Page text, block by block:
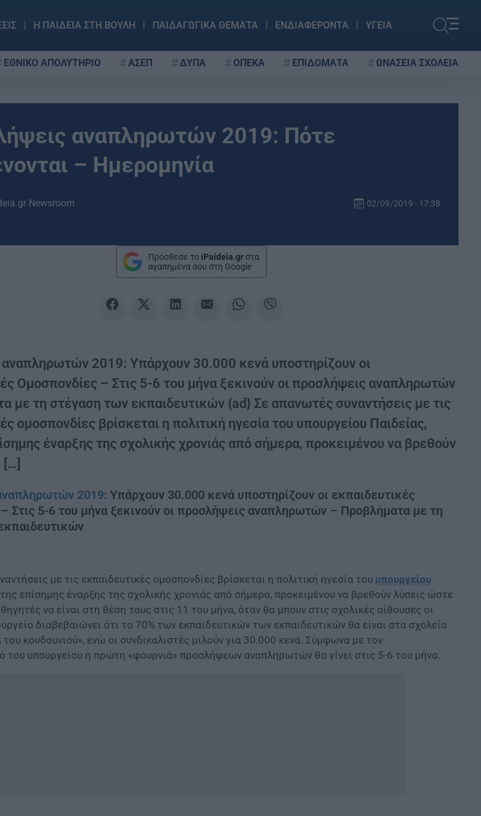
Η ΠΑΙΔΕΙΑ ΣΤΗ ΒΟΥΛΗ ΠΑΙΔΑΓΩΓΙΚΑ ΘΕΜΑΤΑ ΕΝΔΙΑΦΕΡΟΝΤΑ ΥΓΕΙΑ
ΕΘΝΙΚΟ ΑΠΟΛΥΤΗΡΙΟ ΑΣΕΠ ΔΥΠΑ ΟΠΕΚΑ ΕΠΙΔΟΜΑΤΑ ΩΝΑΣΕΙΑ ΣΧΟΛΕΙΑ
αναπληρωτών 2019: Πότε
– Ημερομηνία
Newsroom 02/09/2019 - 17:38
Πρόσθεσε το iPaideia.gr στα
αγαπημένα σου στη Google
2019: Υπάρχουν 30.000 κενά υποστηρίζουν οι
Ομοσπονδίες – Στις 5-6 του μήνα ξεκινούν οι προσλήψεις αναπληρωτών
με τη στέγαση των εκπαιδευτικών {ad} Σε απανωτές συναντήσεις με τις
ομοσπονδίες βρίσκεται η πολιτική ηγεσία του υπουργείου Παιδείας,
έναρξης της σχολικής χρονιάς από σήμερα, προκειμένου να βρεθούν
[…]
2019: Υπάρχουν 30.000 κενά υποστηρίζουν οι εκπαιδευτικές
Στις 5-6 του μήνα ξεκινούν οι προσλήψεις αναπληρωτών – Προβλήματα με τη
με τις εκπαιδευτικές ομοσπονδίες βρίσκεται η πολιτική ηγεσία του υπουργείου
επίσημης έναρξης της σχολικής χρονιάς από σήμερα, προκειμένου να βρεθούν λύσεις ώστε
να είναι στη θέση τους στις 11 του μήνα, όταν θα μπουν στις σχολικές αίθουσες οι
διαβεβαιώνει ότι το 70% των εκπαιδευτικών των εκπαιδευτικών θα είναι στα σχολεία
του κουδουνιού», ενώ οι συνδικαλιστές μιλούν για 30.000 κενά. Σύμφωνα με τον
του υπουργείου η πρώτη «φουρνιά» προσλήψεων αναπληρωτών θα γίνει στις 5-6 του μήνα.